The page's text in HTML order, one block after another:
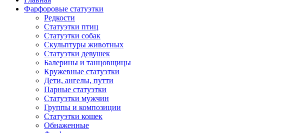
Фарфоровые статуэтки
Редкости
Cтатуэтки птиц
Cтатуэтки собак
Скульптуры животных
Статуэтки девушек
Балерины и танцовщицы
Кружевные статуэтки
Дети, ангелы, путти
Парные статуэтки
Статуэтки мужчин
Группы и композиции
Статуэтки кошек
Обнаженные